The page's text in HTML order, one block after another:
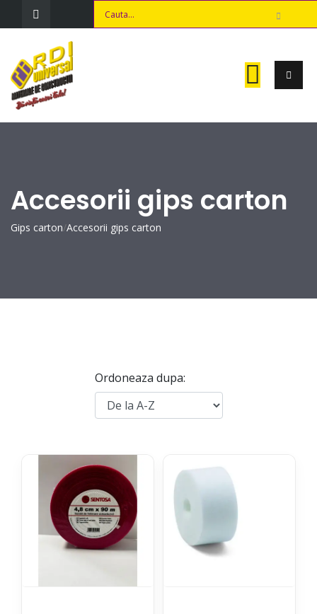
Accesorii gips carton
Gips carton/Accesorii gips carton
Ordoneaza dupa: